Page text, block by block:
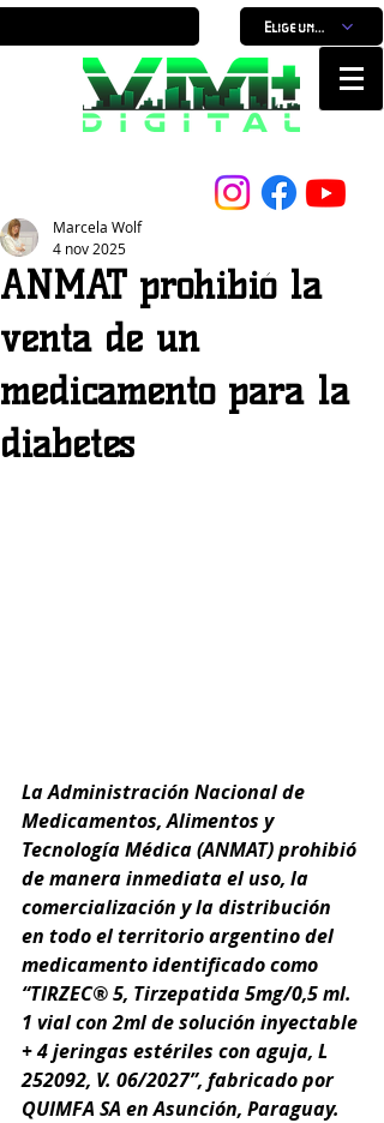
Elige un horario
ANMAT prohibió la
venta de un
medicamento para la
diabetes
Marcela Wolf
4 nov 2025
La Administración Nacional de
Medicamentos, Alimentos y
Tecnología Médica (ANMAT) prohibió
de manera inmediata el uso, la
comercialización y la distribución
en todo el territorio argentino del
medicamento identificado como
“TIRZEC® 5, Tirzepatida 5mg/0,5 ml.
1 vial con 2ml de solución inyectable
+ 4 jeringas estériles con aguja, L
252092, V. 06/2027”, fabricado por
QUIMFA SA en Asunción, Paraguay.